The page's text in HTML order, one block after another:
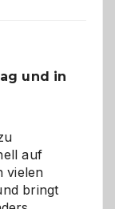
und in
auf
vielen
bringt